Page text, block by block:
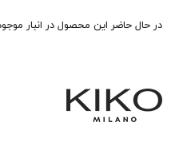
در حال حاضر این محصول در انبار